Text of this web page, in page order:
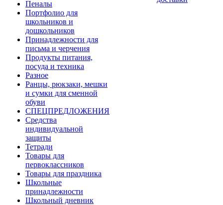
Пеналы
Портфолио для
школьников и
дошкольников
Принадлежности для
письма и черчения
Продукты питания,
посуда и техника
Разное
Ранцы, рюкзаки, мешки
и сумки для сменной
обуви
СПЕЦПРЕДЛОЖЕНИЯ
Средства
индивидуальной
защиты
Тетради
Товары для
первоклассников
Товары для праздника
Школьные
принадлежности
Школьный дневник